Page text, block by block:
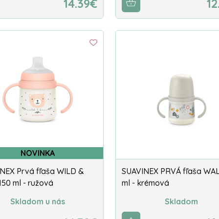
14.39€
NOVINKA
Prvá fľaša WILD &
ml - ružová
Skladom u nás
SUAVINEX PRVÁ fľaša
ml - krémová
Skladom